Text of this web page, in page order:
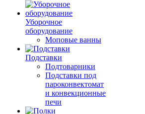
Уборочное
оборудование
Моповые ванны
Подставки
Подтоварники
Подставки под
пароконвектомат
и конвекционные
печи